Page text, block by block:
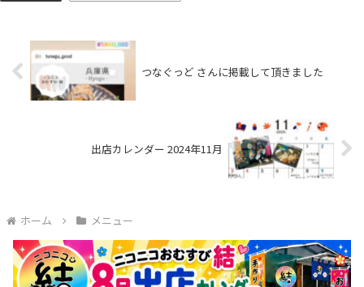
つなぐっど さんに掲載して頂きました
出店カレンダー 2024年11月
ホーム メニュー